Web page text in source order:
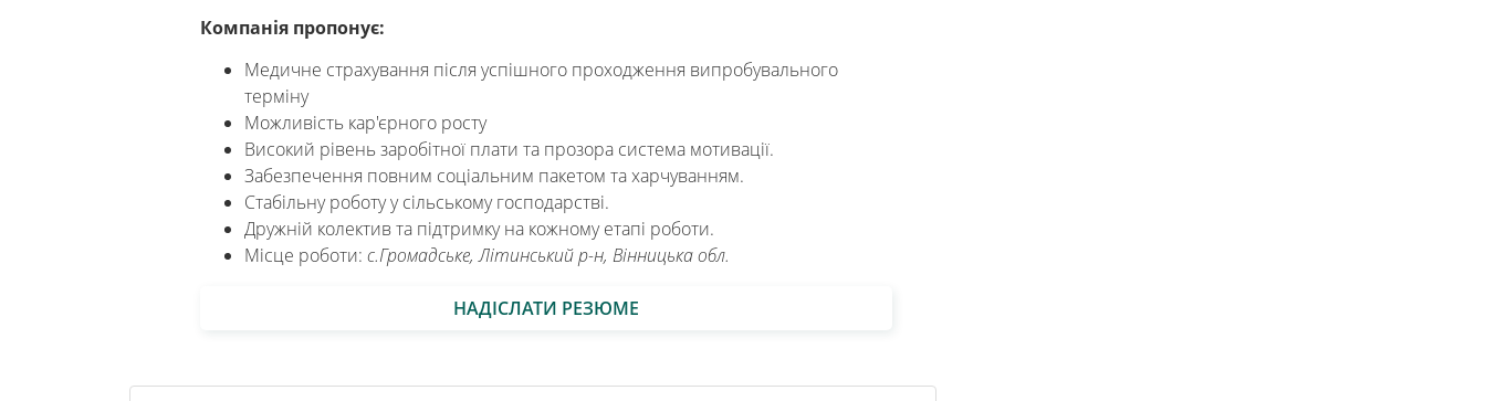
Компанія пропонує:
Медичне страхування після успішного проходження випробувального
терміну
Можливість кар'єрного росту
Високий рівень заробітної плати та прозора система мотивації.
Забезпечення повним соціальним пакетом та харчуванням.
Стабільну роботу у сільському господарстві.
Дружній колектив та підтримку на кожному етапі роботи.
Місце роботи: с.Громадське, Літинський р-н, Вінницька обл.
НАДІСЛАТИ РЕЗЮМЕ